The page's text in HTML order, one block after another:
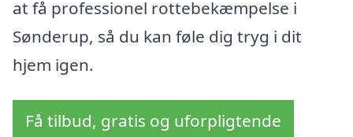
at få professionel rottebekæmpelse i
Sønderup, så du kan føle dig tryg i dit
hjem igen.
Få tilbud, gratis og uforpligtende